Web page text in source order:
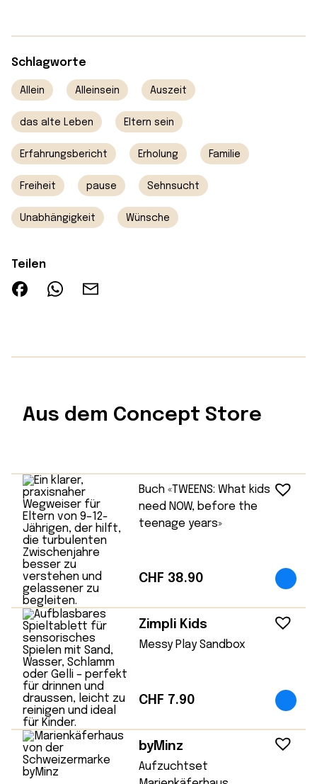
Schlagworte
Allein Alleinsein Auszeit
das alte Leben Eltern sein
Erfahrungsbericht Erholung Familie
Freiheit pause Sehnsucht
Unabhängigkeit Wünsche
Teilen
Aus dem Concept Store
Buch «TWEENS: What kids
need NOW, before the
teenage years»
CHF 38.90
Zimpli Kids
Messy Play Sandbox
CHF 7.90
byMinz
Aufzuchtset